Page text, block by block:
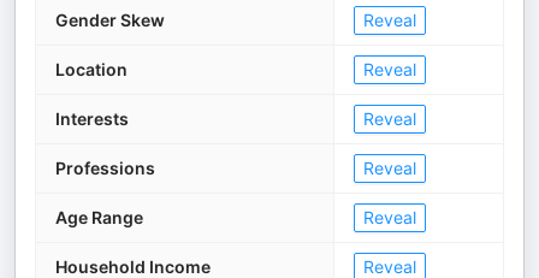
Gender Skew Reveal
Location Reveal
Interests Reveal
Professions Reveal
Age Range Reveal
Household Income Reveal